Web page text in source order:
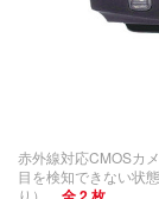
赤外線対応CMOSカ
目を検知できない状
り）